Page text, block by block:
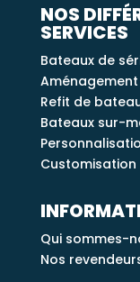
NOS
SERVICES
Bateaux de
Refit de
Bateaux sur-
Customisation
Qui sommes-
Nos